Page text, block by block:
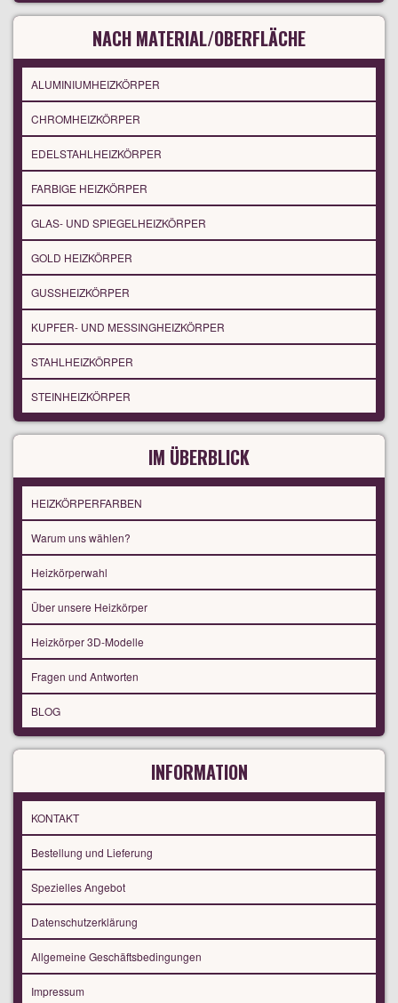
NACH MATERIAL/OBERFLÄCHE
ALUMINIUMHEIZKÖRPER
CHROMHEIZKÖRPER
EDELSTAHLHEIZKÖRPER
FARBIGE HEIZKÖRPER
GLAS- UND SPIEGELHEIZKÖRPER
GOLD HEIZKÖRPER
GUSSHEIZKÖRPER
KUPFER- UND MESSINGHEIZKÖRPER
STAHLHEIZKÖRPER
STEINHEIZKÖRPER
IM ÜBERBLICK
HEIZKÖRPERFARBEN
Warum uns wählen?
Heizkörperwahl
Über unsere Heizkörper
Heizkörper 3D-Modelle
Fragen und Antworten
BLOG
INFORMATION
KONTAKT
Bestellung und Lieferung
Spezielles Angebot
Datenschutzerklärung
Allgemeine Geschäftsbedingungen
Impressum